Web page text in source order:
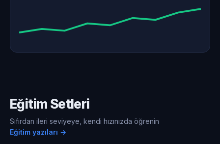
Eğitim Setleri
Sıfırdan ileri seviyeye, kendi hızınızda öğrenin
Eğitim yazıları →